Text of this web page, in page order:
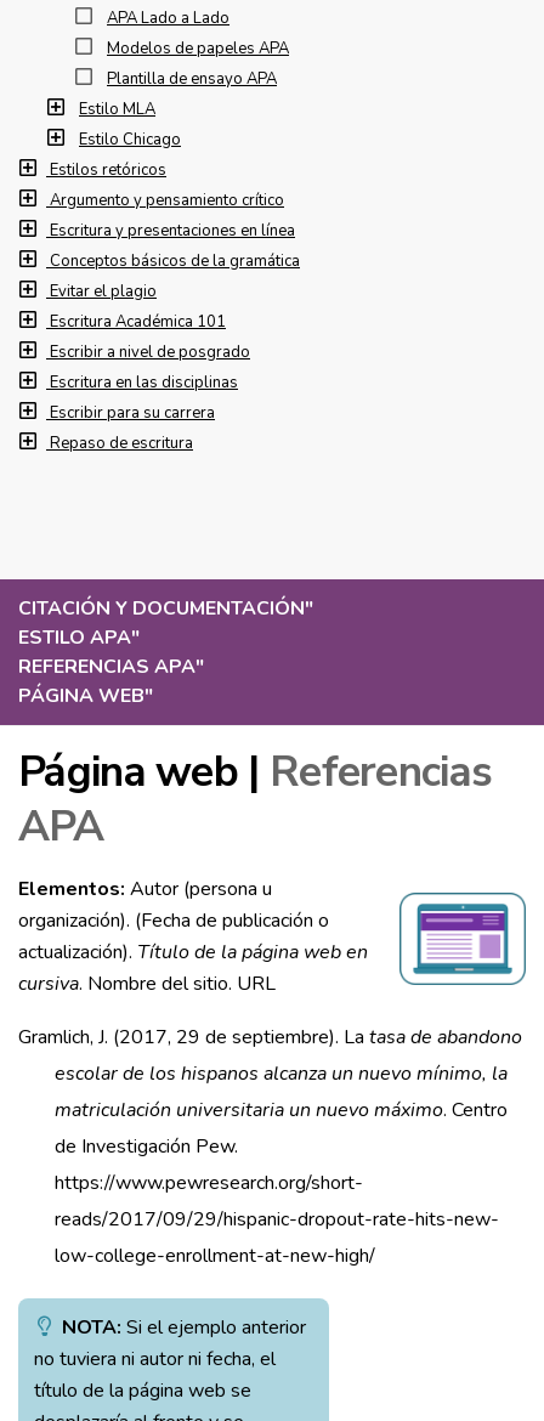
CITACIÓN Y DOCUMENTACIÓN"
ESTILO APA"
REFERENCIAS APA"
PÁGINA WEB"
Página web | Referencias
APA
Elementos: Autor (persona u
organización). (Fecha de publicación o
actualización). Título de la página web en
cursiva. Nombre del sitio. URL
Gramlich, J. (2017, 29 de septiembre). La tasa de abandono
escolar de los hispanos alcanza un nuevo mínimo, la
matriculación universitaria un nuevo máximo. Centro
de Investigación Pew.
https://www.pewresearch.org/short-
reads/2017/09/29/hispanic-dropout-rate-hits-new-
low-college-enrollment-at-new-high/
NOTA: Si el ejemplo anterior
no tuviera ni autor ni fecha, el
título de la página web se
APA Lado a Lado
Modelos de papeles APA
Plantilla de ensayo APA
Estilo MLA
Estilo Chicago
Estilos retóricos
Argumento y pensamiento crítico
Escritura y presentaciones en línea
Conceptos básicos de la gramática
Evitar el plagio
Escritura Académica 101
Escribir a nivel de posgrado
Escritura en las disciplinas
Escribir para su carrera
Repaso de escritura